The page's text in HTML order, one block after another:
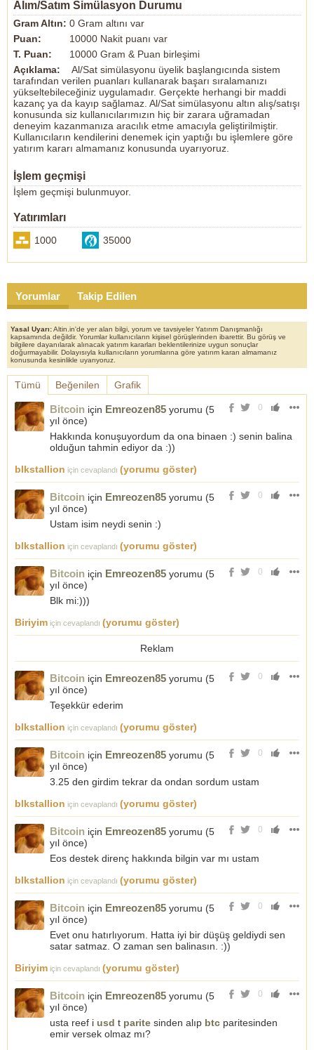
Alım/Satım Simülasyon Durumu
Gram Altın: 0 Gram altını var
Puan:
10000 Nakit puanı var
T. Puan:
10000 Gram & Puan birleşimi
Açıklama:
Al/Sat simülasyonu üyelik başlangıcında sistem
tarafından verilen puanları kullanarak başarı sıralamanızı
yükseltebileceğiniz uygulamadır. Gerçekte herhangi bir maddi
kazanç ya da kayıp sağlamaz. Al/Sat simülasyonu altın alış/satışı
konusunda siz kullanıcılarımızın hiç bir zarara uğramadan
deneyim kazanmanıza aracılık etme amacıyla geliştirilmiştir.
Kullanıcıların kendilerini denemek için yaptığı bu işlemlere göre
yatırım kararı almamanız konusunda uyarıyoruz.
İşlem geçmişi
İşlem geçmişi bulunmuyor.
Yatırımları
1000 35000
Yorumlar Takip Edilen
Yasal Uyarı:Altin.in'de yer alan bilgi, yorum ve tavsiyeler Yatırım Danışmanlığı
kapsamında değildir. Yorumlar kullanıcıların kişisel görüşlerinden ibarettir. Bu görüş ve
bilgilere dayanılarak alınacak yatırım kararları beklentilerinize uygun sonuçlar
doğurmayabilir. Dolayısıyla kullanıcıların yorumlarına göre yatırım kararı almamanız
konusunda kesinlikle uyarıyoruz.
Tümü Beğenilen Grafik
0
Bitcoin için Emreozen85 yorumu (5
yıl önce)
Hakkında konuşuyordum da ona binaen :) senin balina
olduğun tahmin ediyor da :))
blkstallion için cevaplandı (yorumu göster)
0
Bitcoin için Emreozen85 yorumu (5
yıl önce)
Ustam isim neydi senin :)
blkstallion için cevaplandı (yorumu göster)
0
Bitcoin için Emreozen85 yorumu (5
yıl önce)
Blk mi:)))
Biriyim için cevaplandı (yorumu göster)
Reklam
0
Bitcoin için Emreozen85 yorumu (5
yıl önce)
Teşekkür ederim
blkstallion için cevaplandı (yorumu göster)
0
Bitcoin için Emreozen85 yorumu (5
yıl önce)
3.25 den girdim tekrar da ondan sordum ustam
blkstallion için cevaplandı (yorumu göster)
0
Bitcoin için Emreozen85 yorumu (5
yıl önce)
Eos destek direnç hakkında bilgin var mı ustam
blkstallion için cevaplandı (yorumu göster)
0
Bitcoin için Emreozen85 yorumu (5
yıl önce)
Evet onu hatırlıyorum. Hatta iyi bir düşüş geldiydi sen
satar satmaz. O zaman sen balinasın. :))
Biriyim için cevaplandı (yorumu göster)
0
Bitcoin için Emreozen85 yorumu (5
yıl önce)
usta reef i usd t parite sinden alıp btc paritesinden
emir versek olmaz mı?